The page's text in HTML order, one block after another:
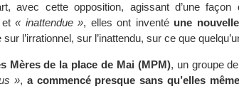
avec cette opposition, agissant d’une
et « inattendue », elles ont inventé une
sur l’irrationnel, sur l’inattendu, sur ce que
Mères de la place de Mai (MPM), un groupe
», a commencé presque sans qu’elles